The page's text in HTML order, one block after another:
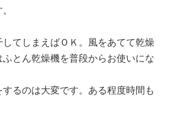
てしまえばＯＫ。風をあてて乾燥
とん乾燥機を普段からお使いにな
するのは大変です。ある程度時間も